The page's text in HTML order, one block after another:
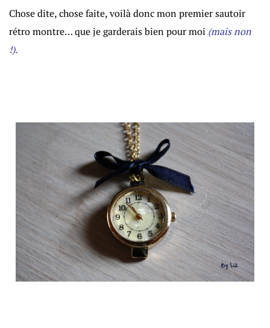
Chose dite, chose faite, voilà donc mon premier sautoir
rétro montre… que je garderais bien pour moi (mais non
!).